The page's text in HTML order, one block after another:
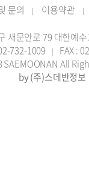
문의 | 이용약관 |
새문안로 79 대한예
732-1009 |
FAX :
SAEMOONAN All
by (주)스데반정보